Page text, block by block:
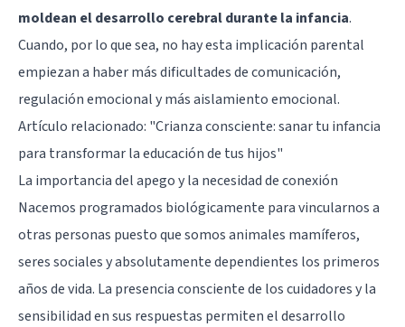
moldean el desarrollo cerebral durante la infancia.
Cuando, por lo que sea, no hay esta implicación parental
empiezan a haber más dificultades de comunicación,
regulación emocional y más aislamiento emocional.
Artículo relacionado: "Crianza consciente: sanar tu infancia
para transformar la educación de tus hijos"
La importancia del apego y la necesidad de conexión
Nacemos programados biológicamente para vincularnos a
otras personas puesto que somos animales mamíferos,
seres sociales y absolutamente dependientes los primeros
años de vida. La presencia consciente de los cuidadores y la
sensibilidad en sus respuestas permiten el desarrollo